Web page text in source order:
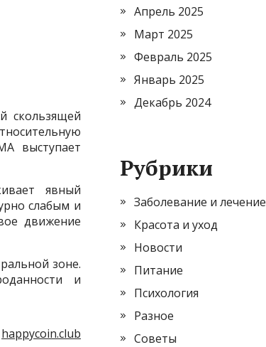
скользящей
выступает
явный
слабым и
движение
зоне.
и
happycoin.club
Апрель 2025
Март 2025
Февраль 2025
Январь 2025
Декабрь 2024
Рубрики
Заболевание и лечение
Красота и уход
Новости
Питание
Психология
Разное
Советы